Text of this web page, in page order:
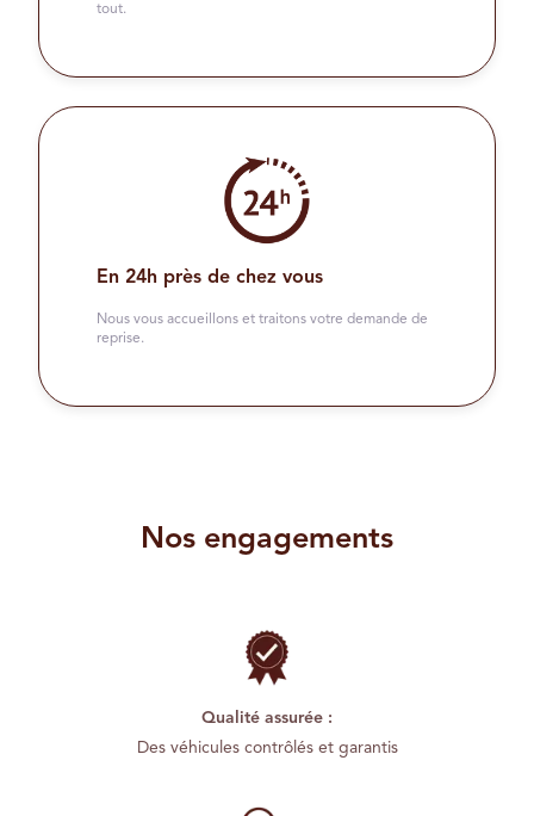
tout.
En 24h près de chez vous
Nous vous accueillons et traitons votre demande de
reprise.
Nos engagements
Qualité assurée :
Des véhicules contrôlés et garantis